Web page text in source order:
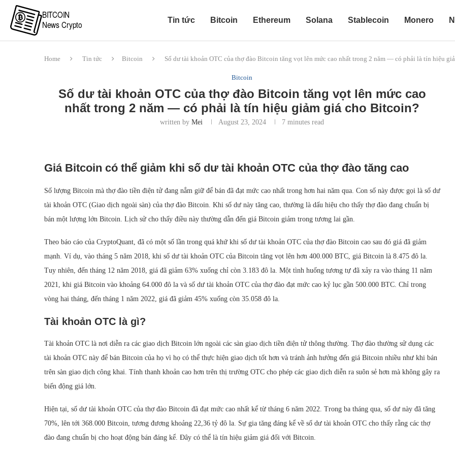
Tin tức Bitcoin Ethereum Solana Stablecoin Monero
Home Tin tức Bitcoin Số dư tài khoản OTC của thợ đào Bitcoin tăng vọt lên mức cao nhất trong 2 năm — có phải là tín hiệu
Bitcoin
Số dư tài khoản OTC của thợ đào Bitcoin tăng vọt lên mức cao
nhất trong 2 năm — có phải là tín hiệu giảm giá cho Bitcoin?
written byMei August 23, 2024 7 minutes read
Giá Bitcoin có thể giảm khi số dư tài khoản OTC của thợ đào tăng cao
Số lượng Bitcoin mà thợ đào tiền điện tử đang nắm giữ để bán đã đạt mức cao nhất trong hơn hai năm qua. Con số này được gọi là số dư
tài khoản OTC (Giao dịch ngoài sàn) của thợ đào Bitcoin. Khi số dư này tăng cao, thường là dấu hiệu cho thấy thợ đào đang chuẩn bị
bán một lượng lớn Bitcoin. Lịch sử cho thấy điều này thường dẫn đến giá Bitcoin giảm trong tương lai gần.
Theo báo cáo của CryptoQuant, đã có một số lần trong quá khứ khi số dư tài khoản OTC của thợ đào Bitcoin cao sau đó giá đã giảm
mạnh. Ví dụ, vào tháng 5 năm 2018, khi số dư tài khoản OTC của Bitcoin tăng vọt lên hơn 400.000 BTC, giá Bitcoin là 8.475 đô la.
Tuy nhiên, đến tháng 12 năm 2018, giá đã giảm 63% xuống chỉ còn 3.183 đô la. Một tình huống tương tự đã xảy ra vào tháng 11 năm
2021, khi giá Bitcoin vào khoảng 64.000 đô la và số dư tài khoản OTC của thợ đào đạt mức cao kỷ lục gần 500.000 BTC. Chỉ trong
vòng hai tháng, đến tháng 1 năm 2022, giá đã giảm 45% xuống còn 35.058 đô la.
Tài khoản OTC là gì?
Tài khoản OTC là nơi diễn ra các giao dịch Bitcoin lớn ngoài các sàn giao dịch tiền điện tử thông thường. Thợ đào thường sử dụng các
tài khoản OTC này để bán Bitcoin của họ vì họ có thể thực hiện giao dịch tốt hơn và tránh ảnh hưởng đến giá Bitcoin nhiều như khi bán
trên sàn giao dịch công khai. Tính thanh khoản cao hơn trên thị trường OTC cho phép các giao dịch diễn ra suôn sẻ hơn mà không gây ra
biến động giá lớn.
Hiện tại, số dư tài khoản OTC của thợ đào Bitcoin đã đạt mức cao nhất kể từ tháng 6 năm 2022. Trong ba tháng qua, số dư này đã tăng
70%, lên tới 368.000 Bitcoin, tương đương khoảng 22,36 tỷ đô la. Sự gia tăng đáng kể về số dư tài khoản OTC cho thấy rằng các thợ
đào đang chuẩn bị cho hoạt động bán đáng kể. Đây có thể là tín hiệu giảm giá đối với Bitcoin.